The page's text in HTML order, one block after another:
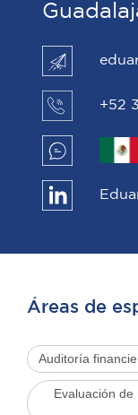
+52
Áreas de
Auditoría
Evaluación